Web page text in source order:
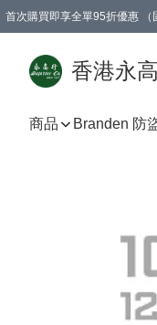
首次購買即享全單95折優惠 （
香港永
商品 Branden 防